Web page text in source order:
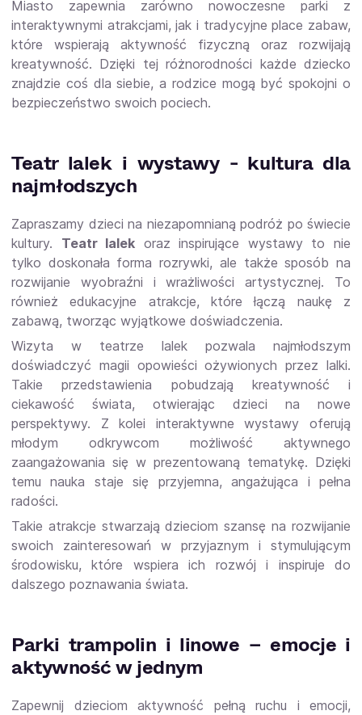
Miasto zapewnia zarówno nowoczesne parki z
interaktywnymi atrakcjami, jak i tradycyjne place zabaw,
które wspierają aktywność fizyczną oraz rozwijają
kreatywność. Dzięki tej różnorodności każde dziecko
znajdzie coś dla siebie, a rodzice mogą być spokojni o
bezpieczeństwo swoich pociech.
Teatr lalek i wystawy - kultura dla
najmłodszych
Zapraszamy dzieci na niezapomnianą podróż po świecie
kultury. Teatr lalek oraz inspirujące wystawy to nie
tylko doskonała forma rozrywki, ale także sposób na
rozwijanie wyobraźni i wrażliwości artystycznej. To
również edukacyjne atrakcje, które łączą naukę z
zabawą, tworząc wyjątkowe doświadczenia.
Wizyta w teatrze lalek pozwala najmłodszym
doświadczyć magii opowieści ożywionych przez lalki.
Takie przedstawienia pobudzają kreatywność i
ciekawość świata, otwierając dzieci na nowe
perspektywy. Z kolei interaktywne wystawy oferują
młodym odkrywcom możliwość aktywnego
zaangażowania się w prezentowaną tematykę. Dzięki
temu nauka staje się przyjemna, angażująca i pełna
radości.
Takie atrakcje stwarzają dzieciom szansę na rozwijanie
swoich zainteresowań w przyjaznym i stymulującym
środowisku, które wspiera ich rozwój i inspiruje do
dalszego poznawania świata.
Parki trampolin i linowe – emocje i
aktywność w jednym
Zapewnij dzieciom aktywność pełną ruchu i emocji,